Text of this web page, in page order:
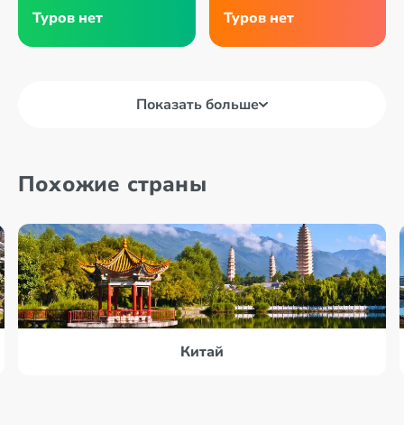
Туров нет Туров нет
Показать больше
Похожие страны
Китай